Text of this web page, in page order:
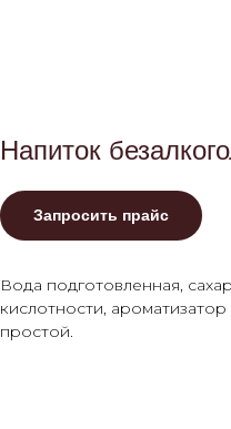
Напиток
Запросить прайс
Вода подготовленная,
кислотности,
простой.